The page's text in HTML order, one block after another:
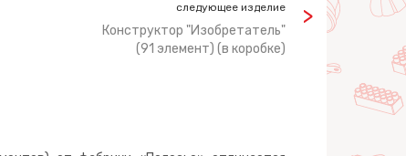
следующее изделие
Конструктор "Изобретатель"
(91 элемент) (в коробке)